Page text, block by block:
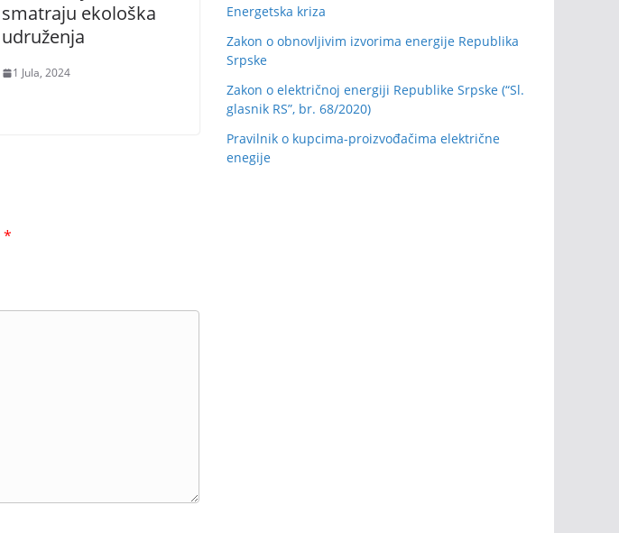
smatraju ekološka
udruženja
1 Jula, 2024
*
Energetska kriza
Zakon o obnovljivim izvorima energije Republika
Srpske
Zakon o električnoj energiji Republike Srpske (“Sl.
glasnik RS”, br. 68/2020)
Pravilnik o kupcima-proizvođačima električne
enegije